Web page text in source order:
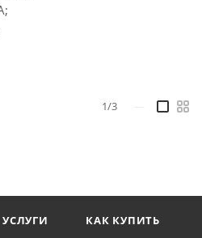
1/3
УСЛУГИ
КАК КУПИТЬ